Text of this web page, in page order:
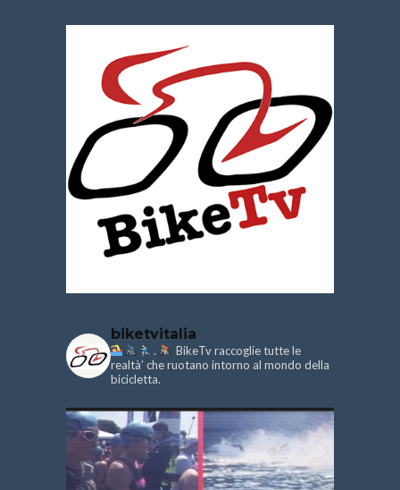
biketvitalia
.
BikeTv raccoglie tutte le
realtà’ che ruotano intorno al mondo della
bicicletta.